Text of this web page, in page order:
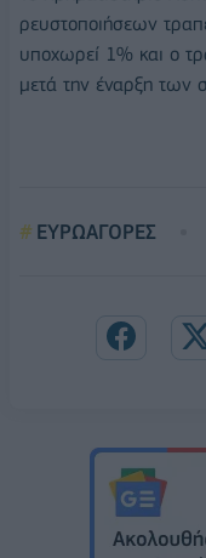
ρευστοποιήσεων
υποχωρεί 1% και ο
μετά την έναρξη των
ΕΥΡΩΑΓΟΡΕΣ